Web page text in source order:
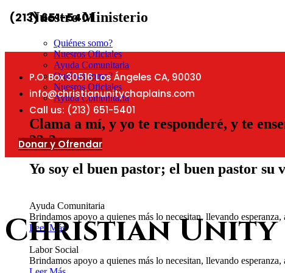
Nuestro Ministerio
Quiénes somo?
Nuesros Oficiales
Ayuda Comunitaria
Quiénes somo?
Nuesros Oficiales
Ayuda Comunitaria
Clama a mí, y yo te responderé, y te
33:3
Yo soy el buen pastor; el buen pastor su
Ayuda Comunitaria
Brindamos apoyo a quienes más lo necesitan, llevando
Leer Más
Labor Social
Brindamos apoyo a quienes más lo necesitan, llevando
(213) 651-5401
P.O. Box 30516 Los Ángeles CA, 90030
info@christianunitychaplains.com
Call us: (213) 651-5401
Donar y Ofrendar
Christian Unity